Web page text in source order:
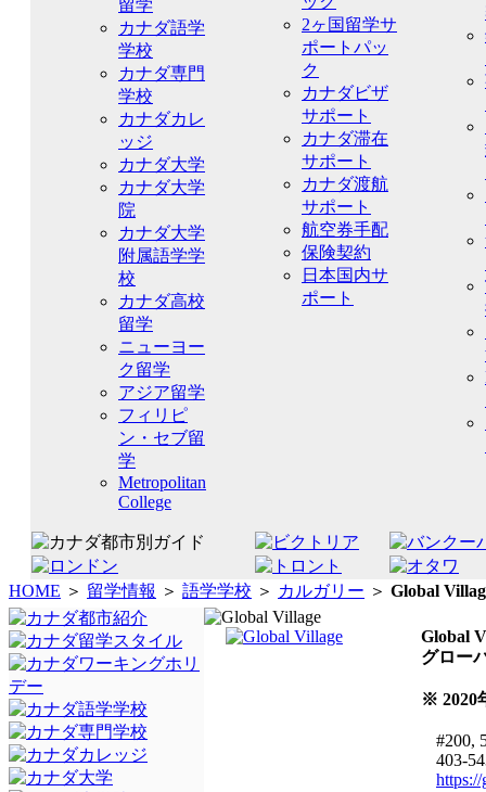
留学
カナダ語学
学校
カナダ専門
学校
カナダカレ
ッジ
カナダ大学
カナダ大学
院
カナダ大学
附属語学学
校
カナダ高校
留学
ニューヨー
ク留学
アジア留学
フィリピ
ン・セブ留
学
Metropolitan
College
2ヶ国留学サ
ポートパッ
ク
カナダビザ
サポート
カナダ滞在
サポート
カナダ渡航
サポート
航空券手配
保険契約
日本国内サ
ポート
HOME ＞ 留学情報 ＞ 語学学校 ＞ カルガリー ＞ Global
Global
グロー
※ 2020
#200,
403-